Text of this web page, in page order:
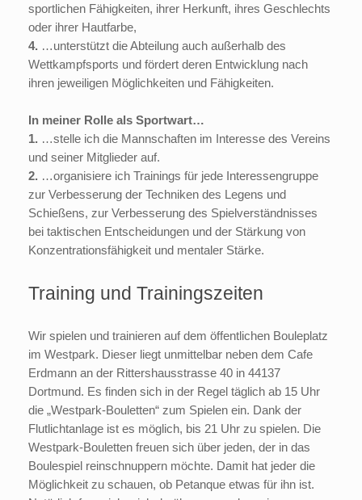
sportlichen Fähigkeiten, ihrer Herkunft, ihres Geschlechts
oder ihrer Hautfarbe,
4. …unterstützt die Abteilung auch außerhalb des
Wettkampfsports und fördert deren Entwicklung nach
ihren jeweiligen Möglichkeiten und Fähigkeiten.
In meiner Rolle als Sportwart…
1. …stelle ich die Mannschaften im Interesse des Vereins
und seiner Mitglieder auf.
2. …organisiere ich Trainings für jede Interessengruppe
zur Verbesserung der Techniken des Legens und
Schießens, zur Verbesserung des Spielverständnisses
bei taktischen Entscheidungen und der Stärkung von
Konzentrationsfähigkeit und mentaler Stärke.
Training und Trainingszeiten
Wir spielen und trainieren auf dem öffentlichen Bouleplatz
im Westpark. Dieser liegt unmittelbar neben dem Cafe
Erdmann an der Rittershausstrasse 40 in 44137
Dortmund. Es finden sich in der Regel täglich ab 15 Uhr
die „Westpark-Bouletten“ zum Spielen ein. Dank der
Flutlichtanlage ist es möglich, bis 21 Uhr zu spielen. Die
Westpark-Bouletten freuen sich über jeden, der in das
Boulespiel reinschnuppern möchte. Damit hat jeder die
Möglichkeit zu schauen, ob Petanque etwas für ihn ist.